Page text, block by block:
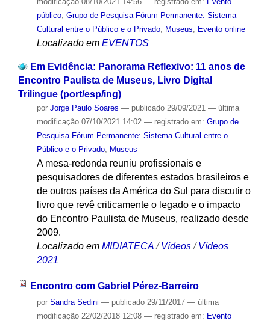
público, Grupo de Pesquisa Fórum Permanente: Sistema
Cultural entre o Público e o Privado, Museus, Evento online
Localizado em EVENTOS
Em Evidência: Panorama Reflexivo: 11 anos de
Encontro Paulista de Museus, Livro Digital
Trilíngue (port/esp/ing)
por Jorge Paulo Soares — publicado29/09/2021 — última
modificação07/10/2021 14:02 — registrado em: Grupo de
Pesquisa Fórum Permanente: Sistema Cultural entre o
Público e o Privado, Museus
A mesa-redonda reuniu profissionais e
pesquisadores de diferentes estados brasileiros e
de outros países da América do Sul para discutir o
livro que revê criticamente o legado e o impacto
do Encontro Paulista de Museus, realizado desde
2009.
Localizado em MIDIATECA /Vídeos /Vídeos
2021
Encontro com Gabriel Pérez-Barreiro
por Sandra Sedini — publicado29/11/2017 — última
modificação22/02/2018 12:08 — registrado em: Evento